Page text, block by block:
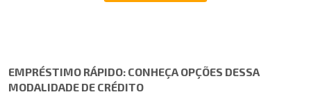
EMPRÉSTIMO RÁPIDO: CONHEÇA OPÇÕES DESSA
MODALIDADE DE CRÉDITO